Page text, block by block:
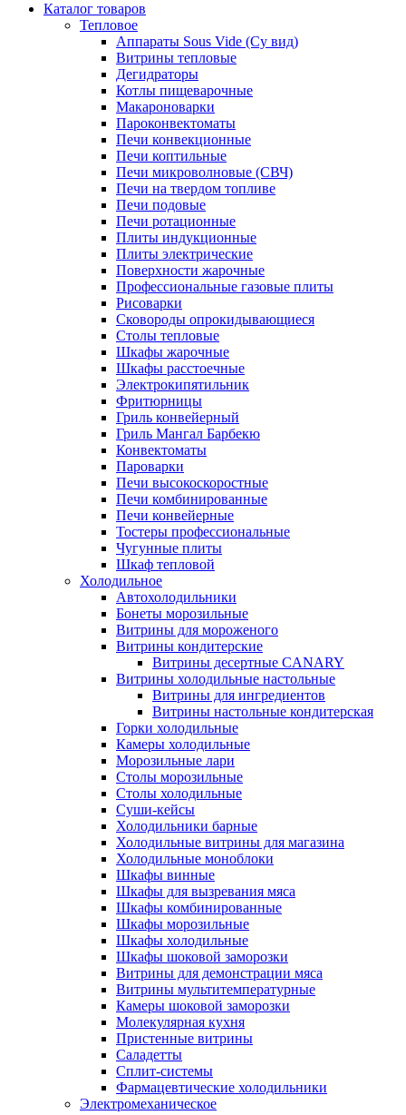
Каталог товаров
Тепловое
Аппараты Sous Vide (Су вид)
Витрины тепловые
Дегидраторы
Котлы пищеварочные
Макароноварки
Пароконвектоматы
Печи конвекционные
Печи коптильные
Печи микроволновые (СВЧ)
Печи на твердом топливе
Печи подовые
Печи ротационные
Плиты индукционные
Плиты электрические
Поверхности жарочные
Профессиональные газовые плиты
Рисоварки
Сковороды опрокидывающиеся
Столы тепловые
Шкафы жарочные
Шкафы расстоечные
Электрокипятильник
Фритюрницы
Гриль конвейерный
Гриль Мангал Барбекю
Конвектоматы
Пароварки
Печи высокоскоростные
Печи комбинированные
Печи конвейерные
Тостеры профессиональные
Чугунные плиты
Шкаф тепловой
Холодильное
Автохолодильники
Бонеты морозильные
Витрины для мороженого
Витрины кондитерские
Витрины десертные CANARY
Витрины холодильные настольные
Витрины для ингредиентов
Витрины настольные кондитерская
Горки холодильные
Камеры холодильные
Морозильные лари
Столы морозильные
Столы холодильные
Суши-кейсы
Холодильники барные
Холодильные витрины для магазина
Холодильные моноблоки
Шкафы винные
Шкафы для вызревания мяса
Шкафы комбинированные
Шкафы морозильные
Шкафы холодильные
Шкафы шоковой заморозки
Витрины для демонстрации мяса
Витрины мультитемпературные
Камеры шоковой заморозки
Молекулярная кухня
Пристенные витрины
Саладетты
Сплит-системы
Фармацевтические холодильники
Электромеханическое